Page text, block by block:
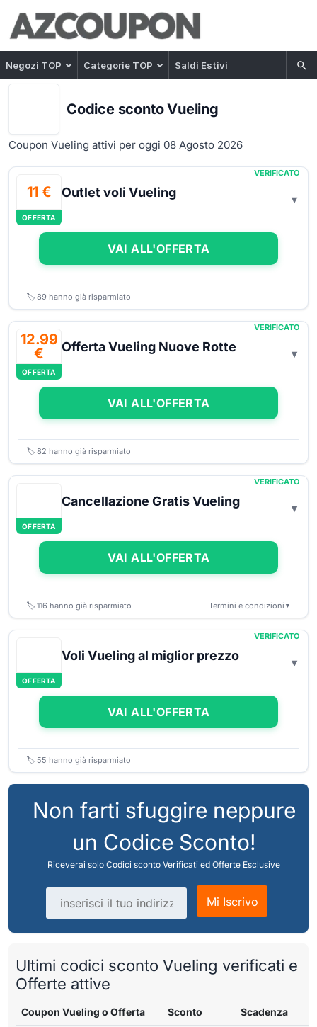
Negozi TOP Categorie TOP Saldi Estivi
Codice sconto Vueling
Coupon Vueling attivi per oggi 08 Agosto 2026
11 €
OFFERTA
VERIFICATO
Outlet voli Vueling
VAI ALL'OFFERTA
🏷️ 89 hanno già risparmiato
12.99
€
OFFERTA
VERIFICATO
Offerta Vueling Nuove Rotte
VAI ALL'OFFERTA
🏷️ 82 hanno già risparmiato
OFFERTA
VERIFICATO
Cancellazione Gratis Vueling
VAI ALL'OFFERTA
🏷️ 116 hanno già risparmiato Termini e condizioni ▼
OFFERTA
VERIFICATO
Voli Vueling al miglior prezzo
VAI ALL'OFFERTA
🏷️ 55 hanno già risparmiato
Non farti sfuggire neppure
un Codice Sconto!
Riceverai solo Codici sconto Verificati ed Offerte Esclusive
Indirizzo email
Mi Iscrivo
Ultimi codici sconto Vueling verificati e
Offerte attive
Coupon Vueling o Offerta Sconto Scadenza